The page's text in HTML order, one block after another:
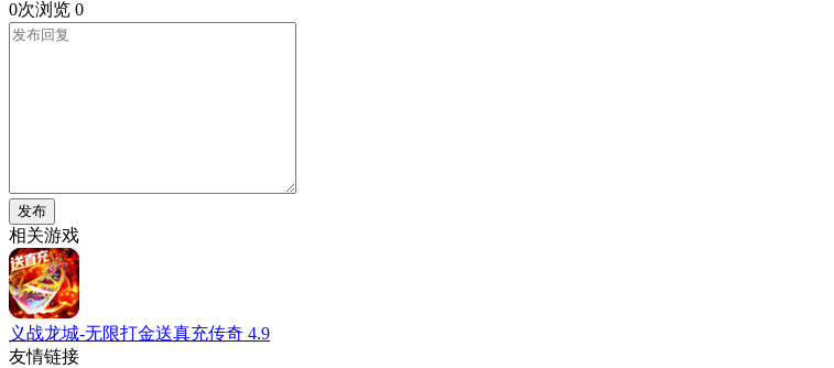
0次浏览 0
发布
相关游戏
义战龙城-无限打金送真充传奇 4.9
友情链接